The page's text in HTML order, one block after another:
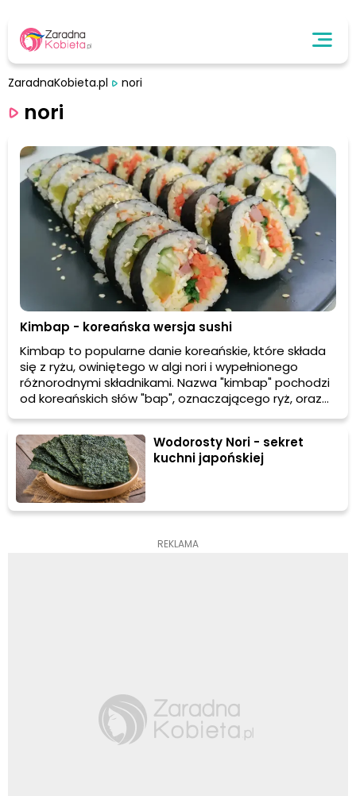
ZaradnaKobieta.pl nori
nori
Kimbap - koreańska wersja sushi
Kimbap to popularne danie koreańskie, które składa
się z ryżu, owiniętego w algi nori i wypełnionego
różnorodnymi składnikami. Nazwa "kimbap" pochodzi
od koreańskich słów "bap", oznaczającego ryż, oraz
"kim", co oznacza algi nori. W przeciwieństwie do
japońskiego sushi, kimbap nie jest przygotowywany z
surowych ryb, ale może zawierać różne rodzaje
mięsa, warzyw, jajek i innych dodatków.
Wodorosty Nori - sekret
kuchni japońskiej
REKLAMA